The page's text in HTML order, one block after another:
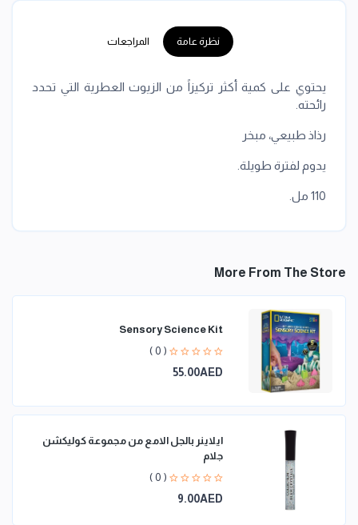
نظرة عامة المراجعات
يحتوي على كمية أكثر تركيزاً من الزيوت العطرية التي تحدد
رائحته.
رذاذ طبيعي، مبخر
يدوم لفترة طويلة.
110 مل.
More From The Store
Sensory Science Kit
( 0 )
55.00AED
ايلاينر بالجل الامع من مجموعة كوليكشن
جلام
( 0 )
9.00AED